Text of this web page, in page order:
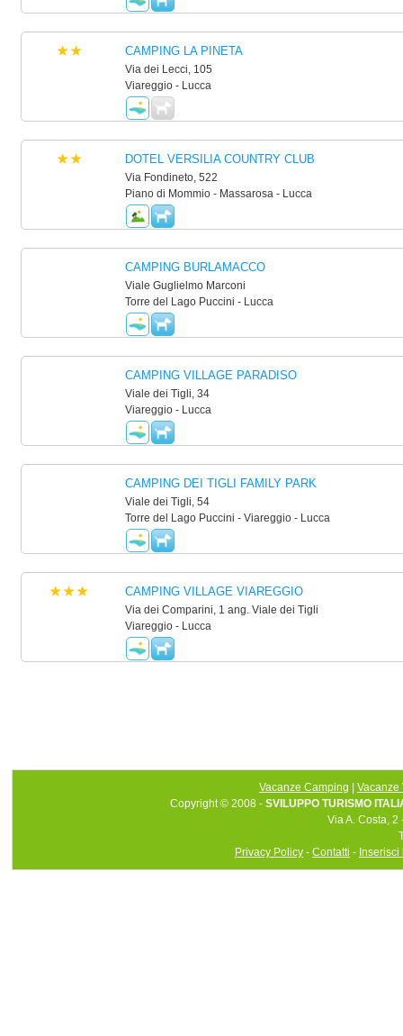
CAMPING LA PINETA
Via dei Lecci, 105
Viareggio - Lucca
DOTEL VERSILIA COUNTRY CLUB
Via Fondineto, 522
Piano di Mommio - Massarosa - Lucca
CAMPING BURLAMACCO
Viale Guglielmo Marconi
Torre del Lago Puccini - Lucca
CAMPING VILLAGE PARADISO
Viale dei Tigli, 34
Viareggio - Lucca
CAMPING DEI TIGLI FAMILY PARK
Viale dei Tigli, 54
Torre del Lago Puccini - Viareggio - Lucca
CAMPING VILLAGE VIAREGGIO
Via dei Comparini, 1 ang. Viale dei Tigli
Viareggio - Lucca
Vacanze Camping
Vacanze
Copyright © 2008 - SVILUPPO TURISMO
Via A. Costa,
Privacy Policy - Contatti -